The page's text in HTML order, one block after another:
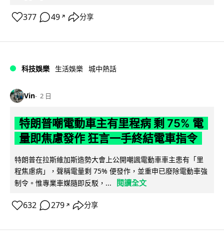
377 49 ↗ 分享
科技娛樂 生活娛樂 城中熱話
Vin 2 日
特朗普嘲電動車主有里程病 剩 75% 電
量即焦慮發作 狂言一手終結電車指令
特朗普在拉斯維加斯造勢大會上公開嘲諷電動車車主患有「里
程焦慮病」，聲稱電量剩 75% 便發作，並重申已廢除電動車強
制令。惟專業車媒隨即反駁，...
閱讀全文
632 279 ↗ 分享